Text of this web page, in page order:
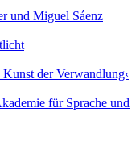
und Miguel Sáenz
der Verwandlung‹
für Sprache und